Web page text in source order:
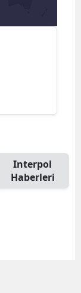
Interpol
Haberleri